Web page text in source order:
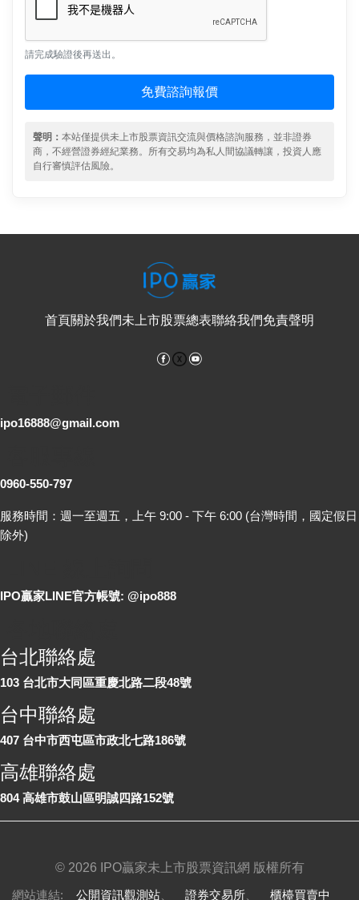
請完成驗證後再送出。
免費諮詢報價
聲明： 本站僅提供未上市股票資訊交流與價格諮詢服務，並非證券
商，不經營證券經紀業務。所有交易均為私人間協議轉讓，投資人應
自行審慎評估風險。
首頁關於我們未上市股票總表聯絡我們免責聲明
Facebook
ipo16888@gmail.com
0960-550-797
服務時間：週一至週五，上午 9:00 - 下午 6:00 (台灣時間，國定假日
除外)
IPO贏家LINE官方帳號: @ipo888
台北聯絡處
103 台北市大同區重慶北路二段48號
台中聯絡處
407 台中市西屯區市政北七路186號
高雄聯絡處
804 高雄市鼓山區明誠四路152號
© 2026 IPO贏家未上市股票資訊網 版權所有
網站連結: 公開資訊觀測站 證券交易所 櫃檯買賣中